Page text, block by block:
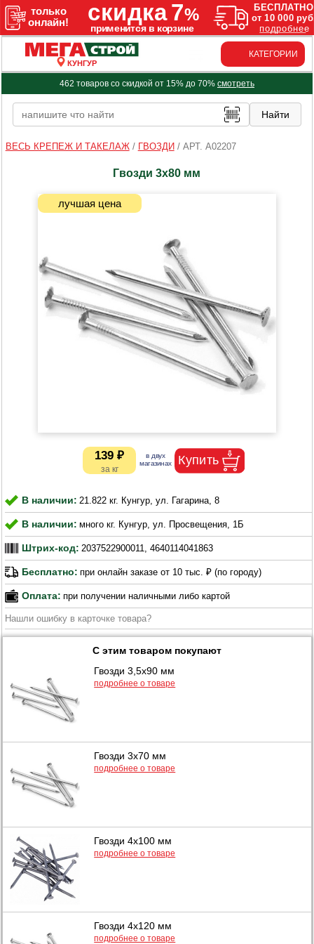
КУНГУР
КАТЕГОРИИ
462 товаров со скидкой от 15% до 70% смотреть
ВЕСЬ КРЕПЕЖ И ТАКЕЛАЖ/ ГВОЗДИ / АРТ. A02207
Гвозди 3х80 мм
139 ₽
В наличии: 21.822 кг. Кунгур, ул. Гагарина, 8
В наличии: много кг. Кунгур, ул. Просвещения, 1Б
Штрих-код: 2037522900011, 4640114041863
Бесплатно: при онлайн заказе от 10 тыс. ₽ (по городу)
Оплата: при получении наличными либо картой
Нашли ошибку в карточке товара?
С этим товаром покупают
Гвозди 3,5х90 мм
подробнее о товаре
Гвозди 3х70 мм
подробнее о товаре
Гвозди 4х100 мм
подробнее о товаре
Гвозди 4х120 мм
подробнее о товаре